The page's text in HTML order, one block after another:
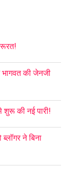
भागवत की जेनजी
शुरू की नई पारी!
ब्लॉगर ने बिना